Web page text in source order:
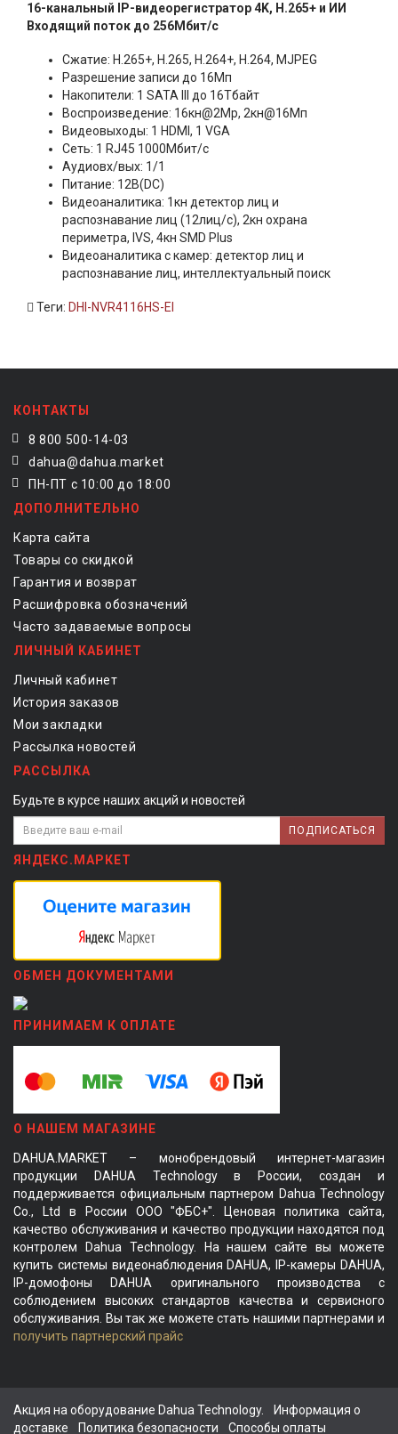
16-канальный IP-видеорегистратор 4K, H.265+ и ИИ
Входящий поток до 256Мбит/с
Сжатие: H.265+, H.265, H.264+, H.264, MJPEG
Разрешение записи до 16Мп
Накопители: 1 SATA III до 16Тбайт
Воспроизведение: 16кн@2Mp, 2кн@16Мп
Видеовыходы: 1 HDMI, 1 VGA
Сеть: 1 RJ45 1000Мбит/с
Аудиовх/вых: 1/1
Питание: 12В(DC)
Видеоаналитика: 1кн детектор лиц и
распознавание лиц (12лиц/с), 2кн охрана
периметра, IVS, 4кн SMD Plus
Видеоаналитика с камер: детектор лиц и
распознавание лиц, интеллектуальный поиск
Теги: DHI-NVR4116HS-EI
КОНТАКТЫ
8 800 500-14-03
dahua@dahua.market
ПН-ПТ с 10:00 до 18:00
ДОПОЛНИТЕЛЬНО
Карта сайта
Товары со скидкой
Гарантия и возврат
Расшифровка обозначений
Часто задаваемые вопросы
ЛИЧНЫЙ КАБИНЕТ
Личный кабинет
История заказов
Мои закладки
Рассылка новостей
РАССЫЛКА
Будьте в курсе наших акций и новостей
ПОДПИСАТЬСЯ
ЯНДЕКС.МАРКЕТ
ОБМЕН ДОКУМЕНТАМИ
ПРИНИМАЕМ К ОПЛАТЕ
О НАШЕМ МАГАЗИНЕ
DAHUA.MARKET – монобрендовый интернет-магазин
продукции DAHUA Technology в России, создан и
поддерживается официальным партнером Dahua Technology
Co., Ltd в России ООО "ФБС+". Ценовая политика сайта,
качество обслуживания и качество продукции находятся под
контролем Dahua Technology. На нашем сайте вы можете
купить системы видеонаблюдения DAHUA, IP-камеры DAHUA,
IP-домофоны DAHUA оригинального производства с
соблюдением высоких стандартов качества и сервисного
обслуживания. Вы так же можете стать нашими партнерами и
получить партнерский прайс
Акция на оборудование Dahua Technology.
Информация о
доставке
Политика безопасности Способы оплаты